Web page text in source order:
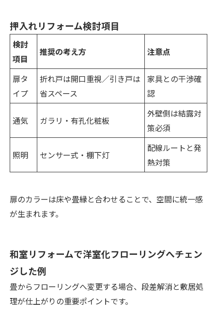
押入れリフォーム検討項目
検討
項目
推奨の考え方 注意点
扉タ
イプ
折れ戸は開口重視／引き戸は
省スペース
家具との干渉確
認
通気 ガラリ・有孔化粧板
外壁側は結露対
策必須
照明 センサー式・棚下灯
配線ルートと発
熱対策
扉のカラーは床や畳縁と合わせることで、空間に統一感
が生まれます。
和室リフォームで洋室化フローリングへチェン
ジした例
畳からフローリングへ変更する場合、段差解消と敷居処
理が仕上がりの重要ポイントです。